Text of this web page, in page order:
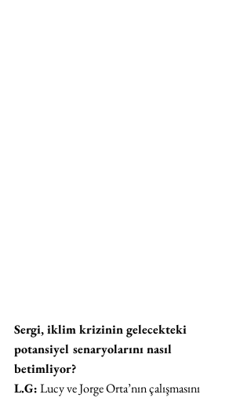
Sergi, iklim krizinin gelecekteki
potansiyel senaryolarını nasıl
betimliyor?
L.G: Lucy ve Jorge Orta’nın çalışmasını